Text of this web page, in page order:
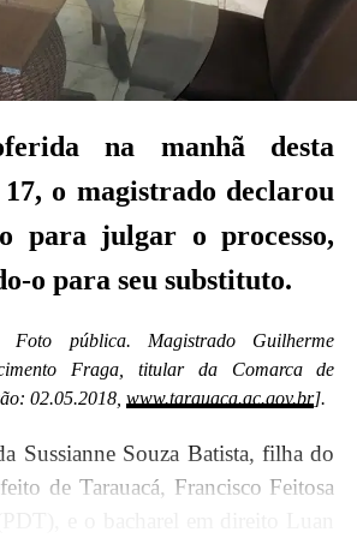
Rafael Maciel de Souza
de Feijó).
na manhã desta
o magistrado declarou
para julgar o processo,
o para seu substituto.
Foto pública. Magistrado Guilherme
Fraga, titular da Comarca de
02.05.2018, www.tarauaca.ac.gov.br].
Sussianne Souza Batista, filha do
de Tarauacá, Francisco Feitosa